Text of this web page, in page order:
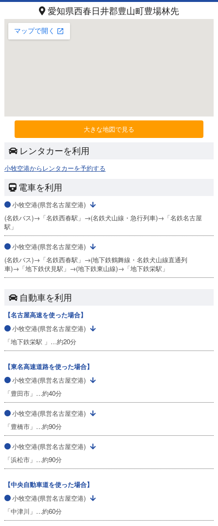
愛知県西春日井郡豊山町豊場林先
大きな地図で見る
レンタカーを利用
小牧空港からレンタカーを予約する
電車を利用
小牧空港(県営名古屋空港)
(名鉄バス)→「名鉄西春駅」→(名鉄犬山線・急行列車)→「名鉄名古屋
駅」
小牧空港(県営名古屋空港)
(名鉄バス)→「名鉄西春駅」→(地下鉄鶴舞線・名鉄犬山線直通列
車)→「地下鉄伏見駅」→(地下鉄東山線)→「地下鉄栄駅」
自動車を利用
【名古屋高速を使った場合】
小牧空港(県営名古屋空港)
「地下鉄栄駅 」…約20分
【東名高速道路を使った場合】
小牧空港(県営名古屋空港)
「豊田市」…約40分
小牧空港(県営名古屋空港)
「豊橋市」…約90分
小牧空港(県営名古屋空港)
「浜松市」…約90分
【中央自動車道を使った場合】
小牧空港(県営名古屋空港)
「中津川」…約60分